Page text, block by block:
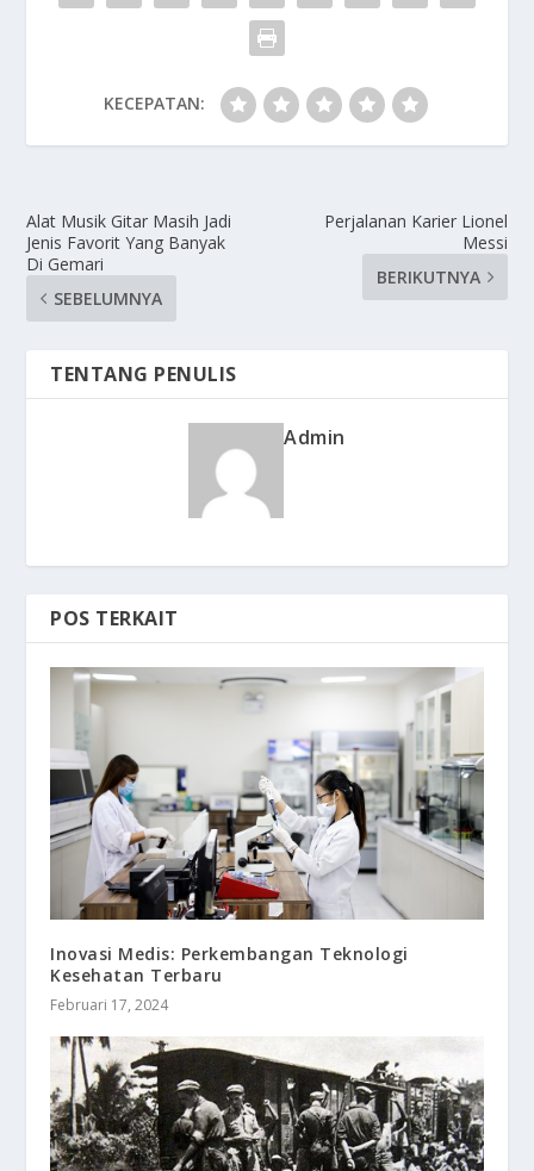
KECEPATAN:
Alat Musik Gitar Masih Jadi
Jenis Favorit Yang Banyak
Di Gemari
SEBELUMNYA
Perjalanan Karier Lionel
Messi
BERIKUTNYA
TENTANG PENULIS
Admin
POS TERKAIT
Inovasi Medis: Perkembangan Teknologi
Kesehatan Terbaru
Februari 17, 2024